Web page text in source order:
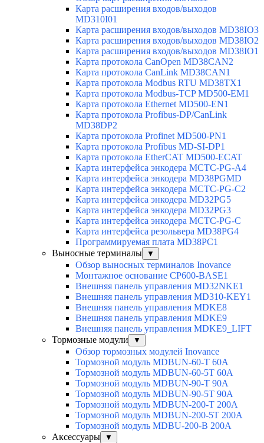
Карта расширения входов/выходов
MD310I01
Карта расширения входов/выходов MD38IO3
Карта расширения входов/выходов MD38IO2
Карта расширения входов/выходов MD38IO1
Карта протокола CanOpen MD38CAN2
Карта протокола CanLink MD38CAN1
Карта протокола Modbus RTU MD38TX1
Карта протокола Modbus-TCP MD500-EM1
Карта протокола Ethernet MD500-EN1
Карта протокола Profibus-DP/CanLink
MD38DP2
Карта протокола Profinet MD500-PN1
Карта протокола Profibus MD-SI-DP1
Карта протокола EtherCAT MD500-ECAT
Карта интерфейса энкодера MCTC-PG-A4
Карта интерфейса энкодера MD38PGMD
Карта интерфейса энкодера MCTC-PG-C2
Карта интерфейса энкодера MD32PG5
Карта интерфейса энкодера MD32PG3
Карта интерфейса энкодера MCTC-PG-C
Карта интерфейса резольвера MD38PG4
Программируемая плата MD38PC1
Выносные терминалы
▼
Обзор выносных терминалов Inovance
Монтажное основание CP600-BASE1
Внешняя панель управления MD32NKE1
Внешняя панель управления MD310-KEY1
Внешняя панель управления MDKE8
Внешняя панель управления MDKE9
Внешняя панель управления MDKE9_LIFT
Тормозные модули
▼
Обзор тормозных модулей Inovance
Тормозной модуль MDBUN-60-T 60A
Тормозной модуль MDBUN-60-5T 60A
Тормозной модуль MDBUN-90-T 90A
Тормозной модуль MDBUN-90-5T 90A
Тормозной модуль MDBUN-200-T 200A
Тормозной модуль MDBUN-200-5T 200A
Тормозной модуль MDBU-200-B 200A
Аксессуары
▼